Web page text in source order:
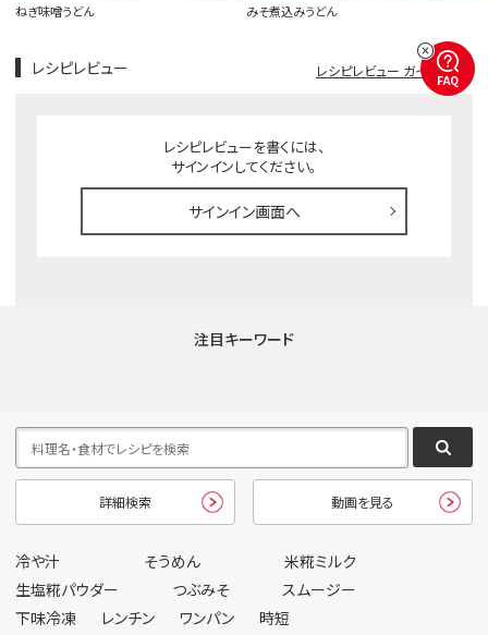
ねぎ味噌うどん みそ煮込みうどん
レシピレビュー レシピレビュー ガイドライン
レシピレビューを書くには、
サインインしてください。
サインイン画面へ
注目キーワード
詳細検索 動画を見る
冷や汁 そうめん
米糀ミルク
生塩糀パウダー
つぶみそ
スムージー
下味冷凍
レンチン ワンパン 時短
FAQ